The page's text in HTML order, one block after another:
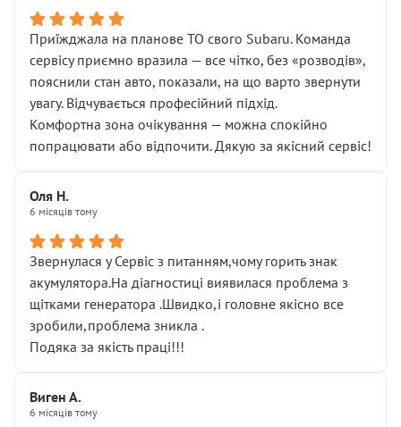
Приїжджала на планове ТО свого Subaru. Команда
сервісу приємно вразила — все чітко, без «розводів»,
пояснили стан авто, показали, на що варто звернути
увагу. Відчувається професійний підхід.
Комфортна зона очікування — можна спокійно
попрацювати або відпочити. Дякую за якісний сервіс!
Оля Н.
6 місяців тому
Звернулася у Сервіс з питанням,чому горить знак
акумулятора.На діагностиці виявилася проблема з
щітками генератора .Швидко,і головне якісно все
зробили,проблема зникла .
Подяка за якість праці!!!
Виген А.
6 місяців тому